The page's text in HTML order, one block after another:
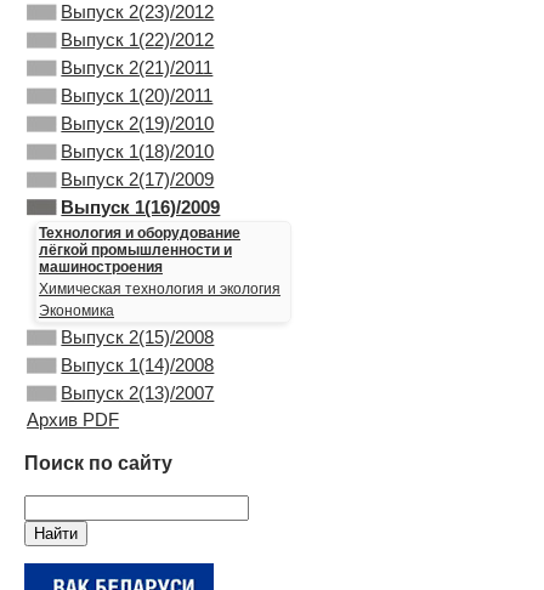
Выпуск 2(23)/2012
Выпуск 1(22)/2012
Выпуск 2(21)/2011
Выпуск 1(20)/2011
Выпуск 2(19)/2010
Выпуск 1(18)/2010
Выпуск 2(17)/2009
Выпуск 1(16)/2009
Технология и оборудование
лёгкой промышленности и
машиностроения
Химическая технология и экология
Экономика
Выпуск 2(15)/2008
Выпуск 1(14)/2008
Выпуск 2(13)/2007
Архив PDF
Поиск по сайту